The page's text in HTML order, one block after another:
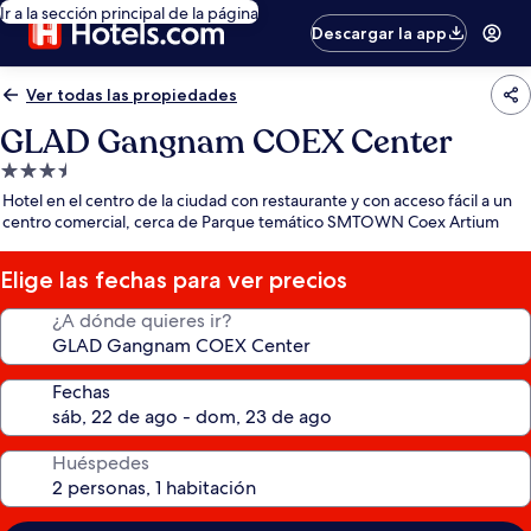
Ir a la sección principal de la página
Descargar la app
Ver todas las propiedades
GLAD Gangnam COEX Center
Propiedad
de
3.5
estrellas
Hotel en el centro de la ciudad con restaurante y con acceso fácil a un
centro comercial, cerca de Parque temático SMTOWN Coex Artium
Elige las fechas para ver precios
¿A dónde quieres ir?
Fechas
Huéspedes